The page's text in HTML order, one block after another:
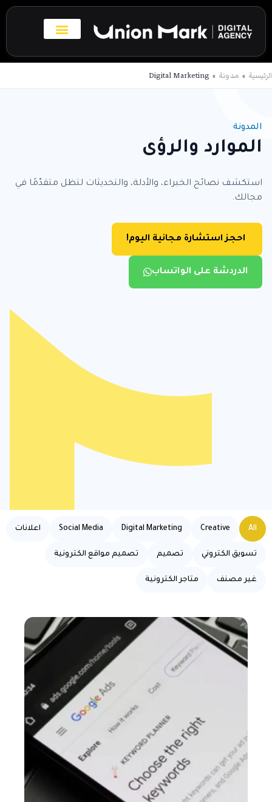
تخطي
المحتوى
الرئيسية مدونة Digital Marketing
المدونة
الموارد والرؤى
استكشف نصائح الخبراء، والأدلة، والتحديثات لتظل متقدّمًا في
مجالك.
احجز استشارة مجانية اليوم!
الدردشة على الواتساب
Creative
Digital Marketing
Social Media اعلانات
تسويق الكتروني تصميم تصميم مواقع الكترونية
غير مصنف متاجر الكترونية
All